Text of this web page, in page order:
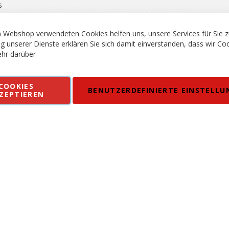
Kontakt AGB Datenschutz
in EUR, Angebot solange Vorrat reicht. Fehler, Irrtümer und
Webshop verwendeten Cookies helfen uns, unsere Services für Sie
unserer Dienste erklären Sie sich damit einverstanden, dass wir
darüber
BENUTZERDEFINIERTE